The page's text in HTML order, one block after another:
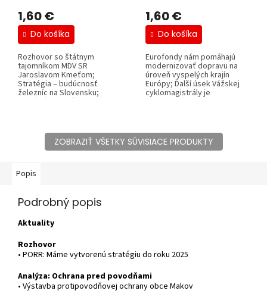
1,60 €
Do košíka
Rozhovor so štátnym
tajomníkom MDV SR
Jaroslavom Kmeťom;
Stratégia – budúcnosť
železníc na Slovensku;
Aktuální stav přípravy...
1,60 €
Do košíka
Eurofondy nám pomáhajú
modernizovať dopravu na
úroveň vyspelých krajín
Európy; Ďalší úsek Vážskej
cyklomagistrály je
odovzdaný;...
ZOBRAZIŤ VŠETKY SÚVISIACE PRODUKTY
Popis
Podrobný popis
Aktuality
Rozhovor
• PORR: Máme vytvorenú stratégiu do roku 2025
Analýza: Ochrana pred povodňami
• Výstavba protipovodňovej ochrany obce Makov